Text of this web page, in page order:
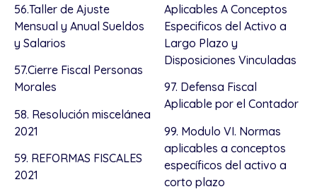
56.Taller de Ajuste
Mensual y Anual Sueldos
y Salarios
57.Cierre Fiscal Personas
Morales
58. Resolución miscelánea
2021
59. REFORMAS FISCALES
2021
Aplicables A Conceptos
Especificos del Activo a
Largo Plazo y
Disposiciones Vinculadas
97. Defensa Fiscal
Aplicable por el Contador
99. Modulo VI. Normas
aplicables a conceptos
específicos del activo a
corto plazo